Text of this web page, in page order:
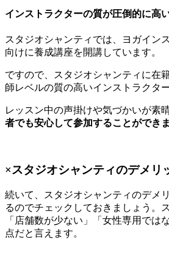
インストラクターの質が圧倒的に高
スタジオシャンティでは、ヨガイン
向けに養成講座を開講しています。
ですので、スタジオシャンティに在
師レベルの質の高いインストラクタ
レッスン中の声掛けや気づかいが素
者でも安心して参加することができま
×スタジオシャンティのデメリ
続いて、スタジオシャンティのデメ
るのでチェックしておきましょう。
「店舗数が少ない」「女性専用ではな
点だと言えます。